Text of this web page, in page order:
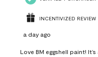
INCENTIVIZED REVIEW
a day ago
Love BM eggshell paint! It’s